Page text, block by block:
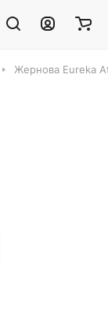
Жернова Eureka